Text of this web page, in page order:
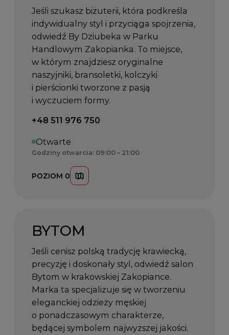
Jeśli szukasz biżuterii, która podkreśla
indywidualny styl i przyciąga spojrzenia,
odwiedź By Dziubeka w Parku
Handlowym Zakopianka. To miejsce,
w którym znajdziesz oryginalne
naszyjniki, bransoletki, kolczyki
i pierścionki tworzone z pasją
i wyczuciem formy.
Telefon kontaktowy:
+48 511 976 750
Otwarte
Godziny otwarcia: 09:00 – 21:00
POZIOM 0
BYTOM
Jeśli cenisz polską tradycję krawiecką,
precyzję i doskonały styl, odwiedź salon
Bytom w krakowskiej Zakopiance.
Marka ta specjalizuje się w tworzeniu
eleganckiej odzieży męskiej
o ponadczasowym charakterze,
będącej symbolem najwyższej jakości.